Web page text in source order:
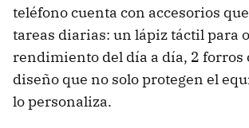
teléfono cuenta con accesorios
tareas diarias: un lápiz táctil para
rendimiento del día a día, 2 forros
diseño que no solo protegen el
lo personaliza.